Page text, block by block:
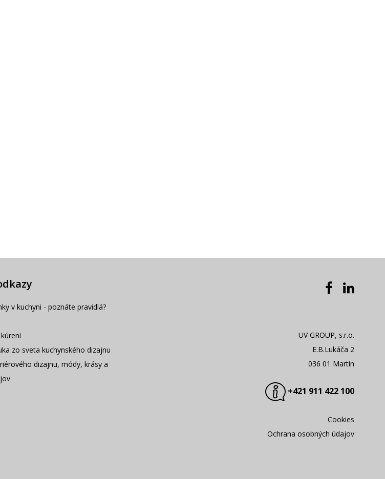
v kuchyni - poznáte pravidlá?
zo sveta kuchynského dizajnu
dizajnu, módy, krásy a
UV GROUP, s.r.o.
E.B.Lukáča 2
036 01 Martin
+421 911 422 100
Cookies
Ochrana osobných údajov